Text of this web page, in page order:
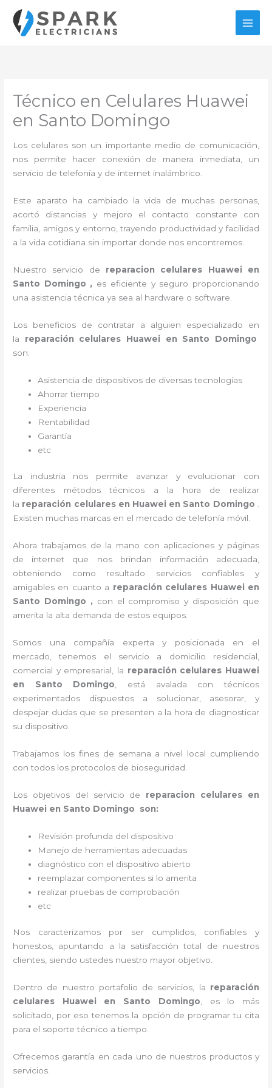
contenido
Técnico en Celulares Huawei
en Santo Domingo
Los celulares son un importante medio de comunicación,
nos permite hacer conexión de manera inmediata, un
servicio de telefonía y de internet inalámbrico.
Este aparato ha cambiado la vida de muchas personas,
acortó distancias y mejoro el contacto constante con
familia, amigos y entorno, trayendo productividad y facilidad
a la vida cotidiana sin importar donde nos encontremos.
Nuestro servicio de reparacion celulares Huawei en
Santo Domingo , es eficiente y seguro proporcionando
una asistencia técnica ya sea al hardware o software.
Los beneficios de contratar a alguien especializado en
la reparación celulares Huawei en Santo Domingo
son:
Asistencia de dispositivos de diversas tecnologías
Ahorrar tiempo
Experiencia
Rentabilidad
Garantía
etc
La industria nos permite avanzar y evolucionar con
diferentes métodos técnicos a la hora de realizar
la reparación celulares en Huawei en Santo Domingo .
Existen muchas marcas en el mercado de telefonía móvil.
Ahora trabajamos de la mano con aplicaciones y páginas
de internet que nos brindan información adecuada,
obteniendo como resultado servicios confiables y
amigables en cuanto a reparación celulares Huawei en
Santo Domingo , con el compromiso y disposición que
amerita la alta demanda de estos equipos.
Somos una compañía experta y posicionada en el
mercado, tenemos el servicio a domicilio residencial,
comercial y empresarial, la reparación celulares Huawei
en Santo Domingo , está avalada con técnicos
experimentados dispuestos a solucionar, asesorar, y
despejar dudas que se presenten a la hora de diagnosticar
su dispositivo.
Trabajamos los fines de semana a nivel local cumpliendo
con todos los protocolos de bioseguridad.
Los objetivos del servicio de reparacion celulares en
Huawei en Santo Domingo son:
Revisión profunda del dispositivo
Manejo de herramientas adecuadas
diagnóstico con el dispositivo abierto
reemplazar componentes si lo amerita
realizar pruebas de comprobación
etc
Nos caracterizamos por ser cumplidos, confiables y
honestos, apuntando a la satisfacción total de nuestros
clientes, siendo ustedes nuestro mayor objetivo.
Dentro de nuestro portafolio de servicios, la reparación
celulares Huawei en Santo Domingo , es lo más
solicitado, por eso tenemos la opción de programar tu cita
para el soporte técnico a tiempo.
Ofrecemos garantía en cada uno de nuestros productos y
servicios.